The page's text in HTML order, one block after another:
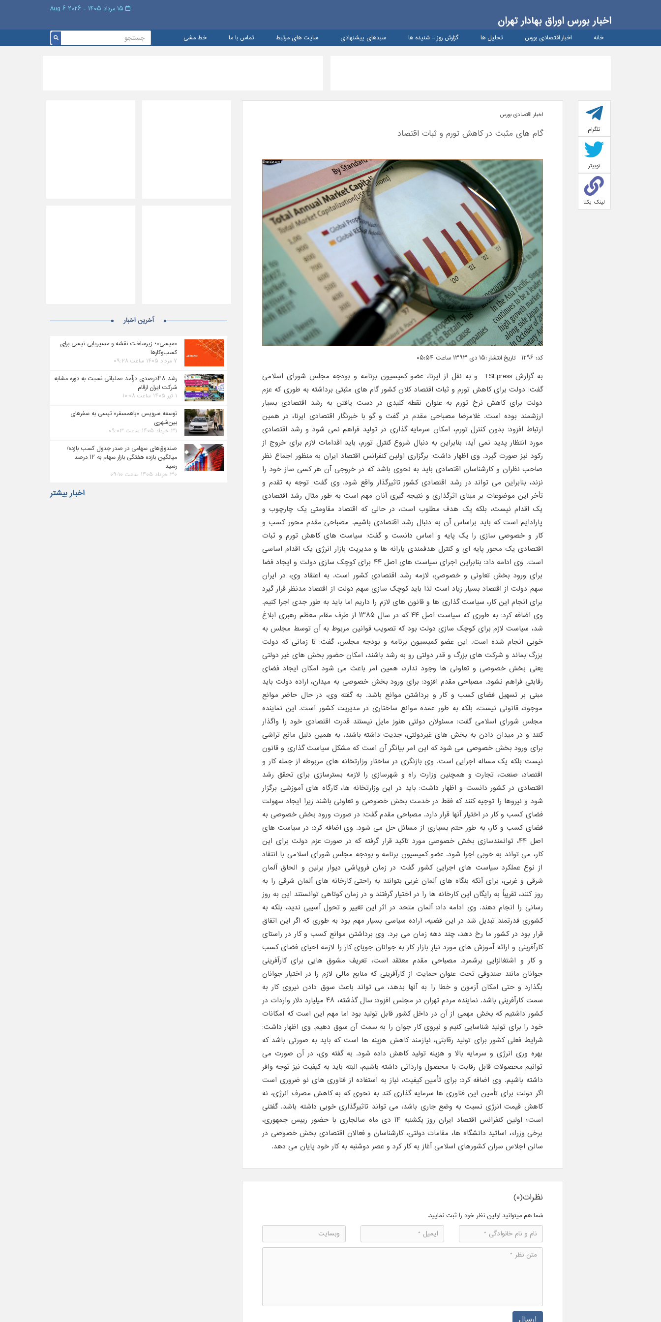
اخبار بورس اوراق بهادار تهران
خانه اخبار اقتصادی بورس تحلیل ها گزارش روز – شنيده ها سبدهای پیشنهادی سایت های مرتبط تماس با ما خط مشی
تلگرام
توییتر
لینک یکتا
اخبار اقتصادی بورس
گام های مثبت در کاهش تورم و ثبات اقتصاد
کد: 1296 تاریخ انتشار :۱۵ دی ۱۳۹۳ ساعت ۰۵:۵۴
به گزارش TSEpress و به نقل از ایرنا، عضو کمیسیون برنامه و بودجه مجلس شورای اسلامی
گفت: دولت برای کاهش تورم و ثبات اقتصاد کلان کشور گام های مثبتی برداشته به طوری که عزم
دولت برای کاهش نرخ تورم به عنوان نقطه کلیدی در دست یافتن به رشد اقتصادی بسیار
ارزشمند بوده است. غلامرضا مصباحی مقدم در گفت و گو با خبرنگار اقتصادی ایرنا، در همین
ارتباط افزود: بدون کنترل تورم، امکان سرمایه گذاری در تولید فراهم نمی شود و رشد اقتصادی
مورد انتظار پدید نمی آید، بنابراین به دنبال شروع کنترل تورم، باید اقدامات لازم برای خروج از
رکود نیز صورت گیرد. وی اظهار داشت: برگزاری اولین کنفرانس اقتصاد ایران به منظور اجماع نظر
صاحب نظران و کارشناسان اقتصادی باید به نحوی باشد که در خروجی آن هر کسی ساز خود را
نزند، بنابراین می تواند در رشد اقتصادی کشور تاثیرگذار واقع شود. وی گفت: توجه به تقدم و
تأخر این موضوعات بر مبنای اثرگذاری و نتیجه گیری آنان مهم است به طور مثال رشد اقتصادی
یک اقدام نیست، بلکه یک هدف مطلوب است، در حالی که اقتصاد مقاومتی یک چارچوب و
پارادایم است که باید براساس آن به دنبال رشد اقتصادی باشیم. مصباحی مقدم محور کسب و
کار و خصوصی سازی را یک پایه و اساس دانست و گفت: سیاست های کاهش تورم و ثبات
اقتصادی یک محور پایه ای و کنترل هدفمندی یارانه ها و مدیریت بازار انرژی یک اقدام اساسی
است. وی ادامه داد: بنابراین اجرای سیاست های اصل 44 برای کوچک سازی دولت و ایجاد فضا
برای ورود بخش تعاونی و خصوصی، لازمه رشد اقتصادی کشور است. به اعتقاد وی، در ایران
سهم دولت از اقتصاد بسیار زیاد است لذا باید کوچک سازی سهم دولت از اقتصاد مدنظر قرار گیرد
برای انجام این کار، سیاست گذاری ها و قانون های لازم را داریم اما باید به طور جدی اجرا کنیم.
وی اضافه کرد: به طوری که سیاست اصل 44 که در سال 1385 از طرف مقام معظم رهبری ابلاغ
شد، سیاست لازم برای کوچک سازی دولت بود که تصویب قوانین مربوط به آن توسط مجلس به
خوبی انجام شده است. این عضو کمیسیون برنامه و بودجه مجلس، گفت: تا زمانی که دولت
بزرگ بماند و شرکت های بزرگ و قدر دولتی رو به رشد باشند، امکان حضور بخش های غیر دولتی
یعنی بخش خصوصی و تعاونی ها وجود ندارد، همین امر باعث می شود امکان ایجاد فضای
رقابتی فراهم نشود. مصباحی مقدم افزود: برای ورود بخش خصوصی به میدان، اراده دولت باید
مبنی بر تسهیل فضای کسب و کار و برداشتن موانع باشد. به گفته وی، در حال حاضر موانع
موجود، قانونی نیست، بلکه به طور عمده موانع ساختاری در مدیریت کشور است. این نماینده
مجلس شورای اسلامی گفت: مسئولان دولتی هنوز مایل نیستند قدرت اقتصادی خود را واگذار
کنند و در میدان دادن به بخش های غیردولتی، جدیت داشته باشند، به همین دلیل مانع تراشی
برای ورود بخش خصوصی می شود که این امر بیانگر آن است که مشکل سیاست گذاری و قانون
نیست بلکه یک مساله اجرایی است. وی بازنگری در ساختار وزارتخانه های مربوطه از جمله کار و
اقتصاد، صنعت، تجارت و همچنین وزارت راه و شهرسازی را لازمه بسترسازی برای تحقق رشد
اقتصادی در کشور دانست و اظهار داشت: باید در این وزارتخانه ها، کارگاه های آموزشی برگزار
شود و نیروها را توجیه کنند که فقط در خدمت بخش خصوصی و تعاونی باشند زیرا ایجاد سهولت
فضای کسب و کار در اختیار آنها قرار دارد. مصباحی مقدم گفت: در صورت ورود بخش خصوصی به
فضای کسب و کار، به طور حتم بسیاری از مسائل حل می شود. وی اضافه کرد: در سیاست های
اصل 44، توانمندسازی بخش خصوصی مورد تاکید قرار گرفته که در صورت عزم دولت برای این
کار، می تواند به خوبی اجرا شود. عضو کمیسیون برنامه و بودجه مجلس شورای اسلامی با انتقاد
از نوع عملکرد سیاست های اجرایی کشور گفت: در زمان فروپاشی دیوار برلین و الحاق آلمان
شرقی و غربی، برای آنکه بنگاه های آلمان غربی بتوانند به راحتی کارخانه های آلمان شرقی را به
روز کنند، تقریباً به رایگان این کارخانه ها را در اختیار گرفتند و در زمان کوتاهی توانستند این به روز
رسانی را انجام دهند. وی ادامه داد: آلمان متحد در اثر این تغییر و تحول آسیبی ندید، بلکه به
کشوری قدرتمند تبدیل شد در این قضیه، اراده سیاسی بسیار مهم بود به طوری که اگر این اتفاق
قرار بود در کشور ما رخ دهد، چند دهه زمان می برد. وی برداشتن موانع کسب و کار در راستای
کارآفرینی و ارائه آموزش های مورد نیازِ بازار کار به جوانان جویای کار را لازمه احیای فضای کسب
و کار و اشتغالزایی برشمرد. مصباحی مقدم معتقد است، تعریف مشوق هایی برای کارآفرینی
جوانان مانند صندوقی تحت عنوان حمایت از کارآفرینی که منابع مالی لازم را در اختیار جوانان
بگذارد و حتی امکان آزمون و خطا را به آنها بدهد، می تواند باعث سوق دادن نیروی کار به
سمت کارآفرینی باشد. نماینده مردم تهران در مجلس افزود: سال گذشته، 48 میلیارد دلار واردات در
کشور داشتیم که بخش مهمی از آن در داخل کشور قابل تولید بود اما مهم این است که امکانات
خود را برای تولید شناسایی کنیم و نیروی کار جوان را به سمت آن سوق دهیم. وی اظهار داشت:
شرایط فعلی کشور برای تولید رقابتی، نیازمند کاهش هزینه ها است که باید به صورتی باشد که
بهره وری انرژی و سرمایه بالا و هزینه تولید کاهش داده شود. به گفته وی، در آن صورت می
توانیم محصولات قابل رقابت با محصول وارداتی داشته باشیم، البته باید به کیفیت نیز توجه وافر
داشته باشیم. وی اضافه کرد: برای تأمین کیفیت، نیاز به استفاده از فناوری های نو ضروری است
اگر دولت برای تأمین این فناوری ها سرمایه گذاری کند به نحوی که به کاهش مصرف انرژی، نه
کاهش قیمت انرژی نسبت به وضع جاری باشد، می تواند تاثیرگذاری خوبی داشته باشد. گفتنی
است؛ اولین کنفرانس اقتصاد ایران روز یکشنبه 14 دی ماه سالجاری با حضور رییس جمهوری،
برخی وزراء، اساتید دانشگاه ها، مقامات دولتی، کارشناسان و فعالان اقتصادی بخش خصوصی در
سالن اجلاس سران کشورهای اسلامی آغاز به کار کرد و عصر دوشنبه به کار خود پایان می دهد.
نظرات(0)
شما هم میتوانید اولین نظر خود را ثبت نمایید.
آخرین اخبار
«مپسی»؛ زیرساخت نقشه و مسیریابی تپسی برای
کسب‌وکارها
۷ مرداد ۱۴۰۵ ساعت ۰۹:۲۸
رشد ۴۸درصدی درآمد عملیاتی نسبت به دوره مشابه
شرکت ایران ارقام
۱ تیر ۱۴۰۵ ساعت ۱۰:۰۸
توسعه سرویس «باهمسفر» تپسی به سفرهای
بین‌شهری
۳۱ خرداد ۱۴۰۵ ساعت ۰۹:۰۳
صندوق‌های سهامی در صدر جدول کسب بازده/
میانگین بازده هفتگی بازار سهام به ۱۲ درصد
رسید
۳۰ خرداد ۱۴۰۵ ساعت ۰۹:۱۰
اخبار بیشتر